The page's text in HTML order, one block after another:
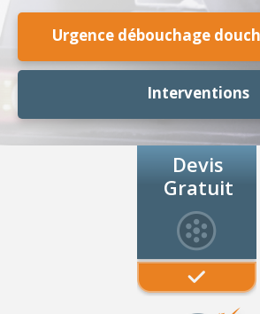
Urgence débouchage
Interventions
Devis
Gratuit